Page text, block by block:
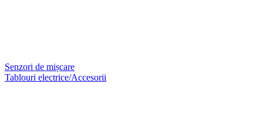
Senzori de mișcare
Tablouri electrice/Accesorii